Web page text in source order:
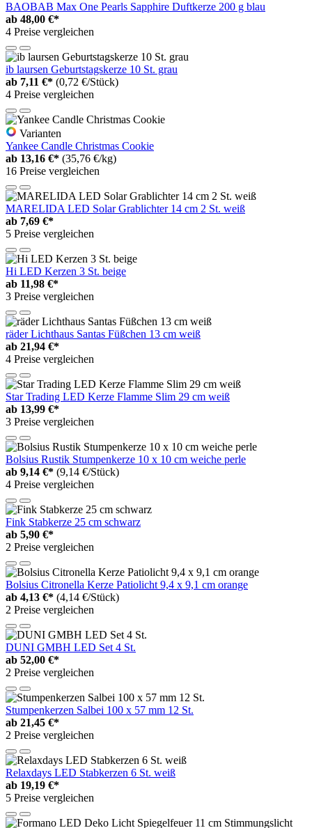
BAOBAB Max One Pearls Sapphire Duftkerze 200 g blau
ab 48,00 €*
4 Preise vergleichen
ib laursen Geburtstagskerze 10 St. grau
ab 7,11 €* (0,72 €/Stück)
4 Preise vergleichen
Varianten
Yankee Candle Christmas Cookie
ab 13,16 €* (35,76 €/kg)
16 Preise vergleichen
MARELIDA LED Solar Grablichter 14 cm 2 St. weiß
ab 7,69 €*
5 Preise vergleichen
Hi LED Kerzen 3 St. beige
ab 11,98 €*
3 Preise vergleichen
räder Lichthaus Santas Füßchen 13 cm weiß
ab 21,94 €*
4 Preise vergleichen
Star Trading LED Kerze Flamme Slim 29 cm weiß
ab 13,99 €*
3 Preise vergleichen
Bolsius Rustik Stumpenkerze 10 x 10 cm weiche perle
ab 9,14 €* (9,14 €/Stück)
4 Preise vergleichen
Fink Stabkerze 25 cm schwarz
ab 5,90 €*
2 Preise vergleichen
Bolsius Citronella Kerze Patiolicht 9,4 x 9,1 cm orange
ab 4,13 €* (4,14 €/Stück)
2 Preise vergleichen
DUNI GMBH LED Set 4 St.
ab 52,00 €*
2 Preise vergleichen
Stumpenkerzen Salbei 100 x 57 mm 12 St.
ab 21,45 €*
2 Preise vergleichen
Relaxdays LED Stabkerzen 6 St. weiß
ab 19,19 €*
5 Preise vergleichen